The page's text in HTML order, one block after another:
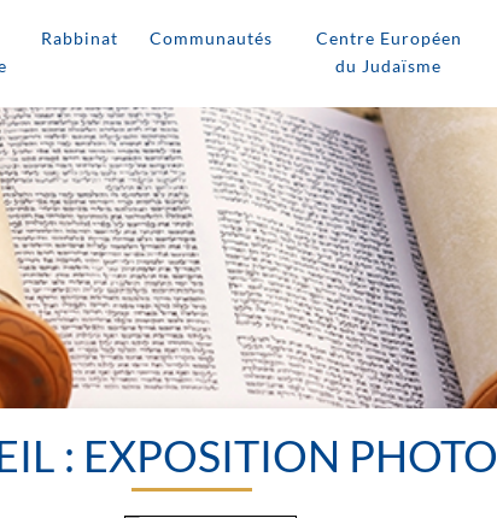
Rabbinat Communautés
Centre Européen
du Judaïsme
: EXPOSITION PHOTO